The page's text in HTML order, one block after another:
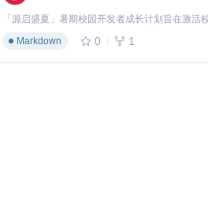
Markdown
0 1